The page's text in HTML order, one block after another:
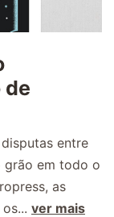
de
entre
grão em todo o
as
ver mais